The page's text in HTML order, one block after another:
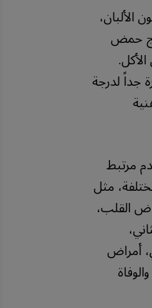
حمض
جداً لدرجة
مرتبط
مثل
القلب،
أمراض